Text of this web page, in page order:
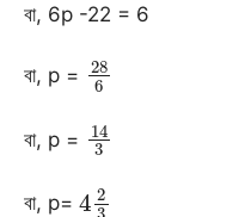
বা, 6p -22 = 6
বা, p =
28
বা, p =
14
বা, p=
4 2